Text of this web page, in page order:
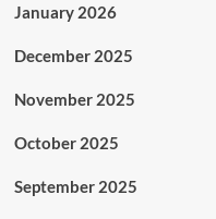
January 2026
December 2025
November 2025
October 2025
September 2025